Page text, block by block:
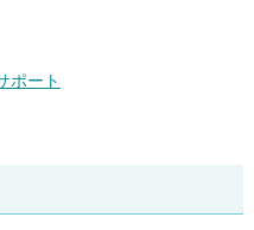
ポート